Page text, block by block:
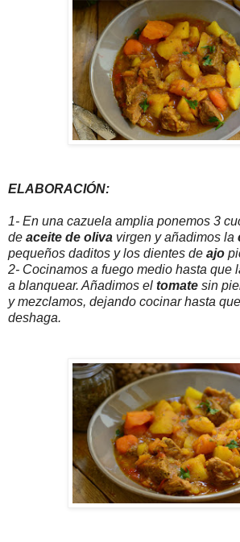
ELABORACIÓN:
1- En una cazuela amplia ponemos 3
de aceite de oliva virgen y añadimos la
pequeños daditos y los dientes de ajo
2- Cocinamos a fuego medio hasta que
a blanquear. Añadimos el tomate sin
y mezclamos, dejando cocinar hasta
deshaga.